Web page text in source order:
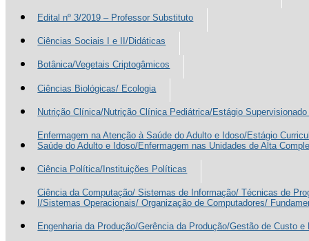
Edital nº 3/2019 – Professor Substituto
Ciências Sociais I e II/Didáticas
Botânica/Vegetais Criptogâmicos
Ciências Biológicas/ Ecologia
Nutrição Clínica/Nutrição Clínica Pediátrica/Estágio
Enfermagem na Atenção à Saúde do Adulto e Idoso/Estágio
Saúde do Adulto e Idoso/Enfermagem nas Unidades de Alta
Ciência Política/Instituições Políticas
Ciência da Computação/ Sistemas de Informação/ Técnicas de
I/Sistemas Operacionais/ Organização de Computadores/
Engenharia da Produção/Gerência da Produção/Gestão de Custo e